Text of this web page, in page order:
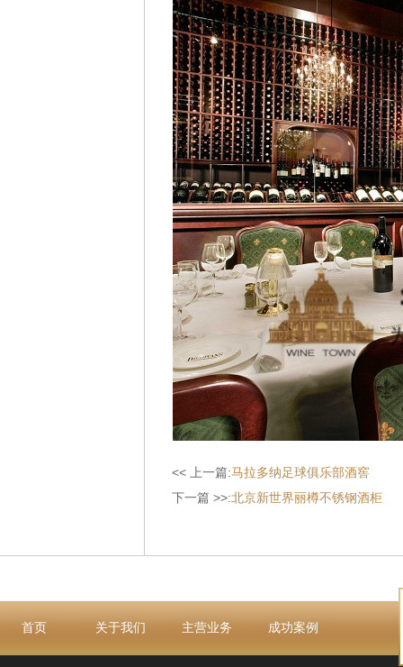
<< 上一篇:马拉多纳足球俱乐部酒窖
下一篇 >>:北京新世界丽樽不锈钢酒柜
首页 关于我们 主营业务 成功案例